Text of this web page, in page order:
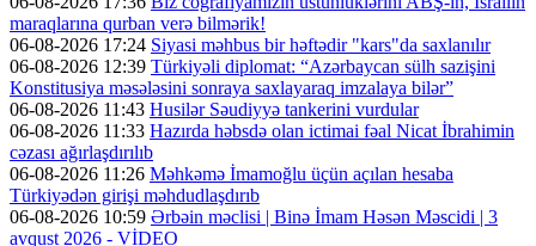
maraqlarına qurban verə bilmərik!
06-08-2026 17:24 Siyasi məhbus bir həftədir "kars"da saxlanılır
06-08-2026 12:39 Türkiyəli diplomat: “Azərbaycan sülh sazişini
Konstitusiya məsələsini sonraya saxlayaraq imzalaya bilər”
06-08-2026 11:43 Husilər Səudiyyə tankerini vurdular
06-08-2026 11:33 Hazırda həbsdə olan ictimai fəal Nicat İbrahimin
cəzası ağırlaşdırılıb
06-08-2026 11:26 Məhkəmə İmamoğlu üçün açılan hesaba
Türkiyədən girişi məhdudlaşdırıb
06-08-2026 10:59 Ərbəin məclisi | Binə İmam Həsən Məscidi | 3
avqust 2026 - VİDEO